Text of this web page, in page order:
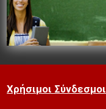
Χρήσιμοι Σύνδεσμοι